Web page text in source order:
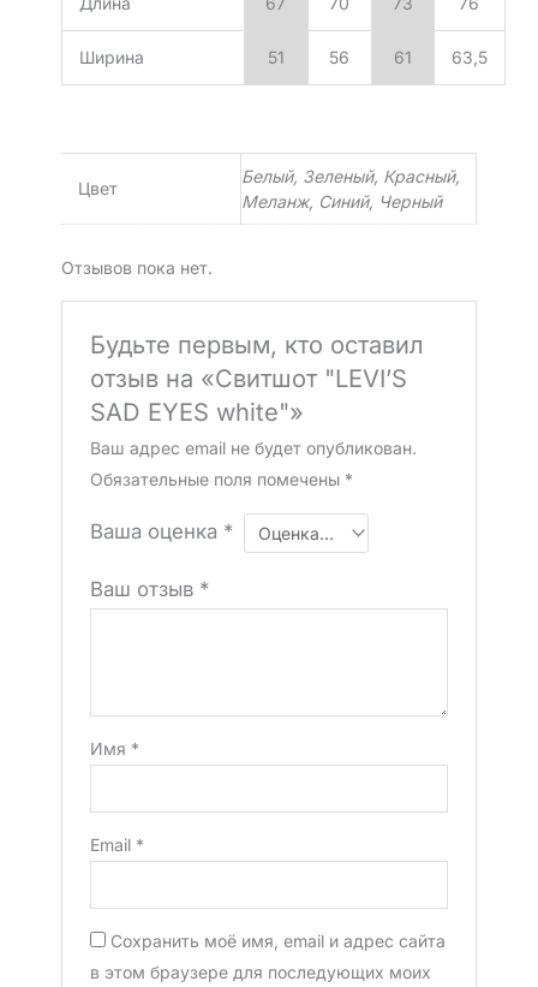
Ширина 51 56 61 63,5
Цвет
Белый, Зеленый, Красный,
Меланж, Синий, Черный
Отзывов пока нет.
Будьте первым, кто оставил
отзыв на «Свитшот "LEVI’S
SAD EYES white"»
Ваш адрес email не будет опубликован.
Обязательные поля помечены *
Ваша оценка *
Ваш отзыв *
Имя *
Email *
Сохранить моё имя, email и адрес сайта
в этом браузере для последующих моих